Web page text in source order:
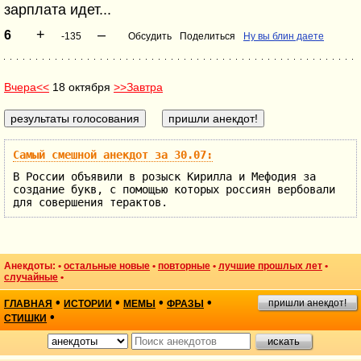
зарплата идет...
6 + -135 – Обсудить Поделиться Ну вы блин даете
Вчера<< 18 октября >>Завтра
Самый смешной анекдот за 30.07:
В России объявили в розыск Кирилла и Мефодия за
создание букв, с помощью которых россиян вербовали
для совершения терактов.
Анекдоты: • остальные новые • повторные • лучшие прошлых лет •
случайные •
ГЛАВНАЯ • ИСТОРИИ • МЕМЫ • ФРАЗЫ •
СТИШКИ •
пришли анекдот!